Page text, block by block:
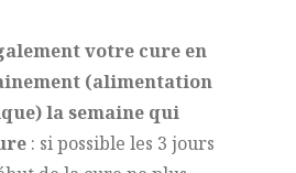
votre cure en
(alimentation
la semaine qui
: si possible les 3 jours